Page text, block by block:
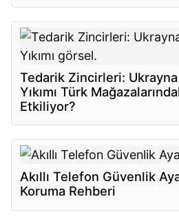
Tedarik Zincirleri: Ukrayna
Yıkımı Türk
Etkiliyor?
Akıllı Telefon Güvenlik
Koruma Rehberi